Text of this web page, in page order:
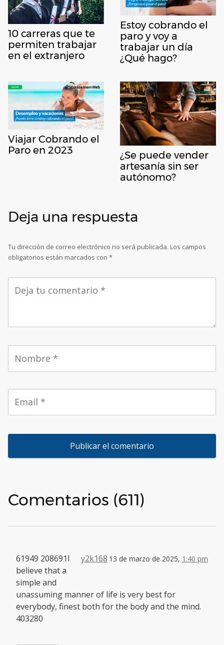
10 carreras que te
permiten trabajar
en el extranjero
Estoy cobrando el
paro y voy a
trabajar un día
¿Qué hago?
Viajar Cobrando el
Paro en 2023
¿Se puede vender
artesanía sin ser
autónomo?
Deja una respuesta
Tu dirección de correo electrónico no será publicada. Los campos
obligatorios están marcados con *
Comentarios (611)
y2k168 13 de marzo de 2025, 1:40 pm
61949 208691I
believe that a
simple and
unassuming manner of life is very best for
everybody, finest both for the body and the mind.
403280